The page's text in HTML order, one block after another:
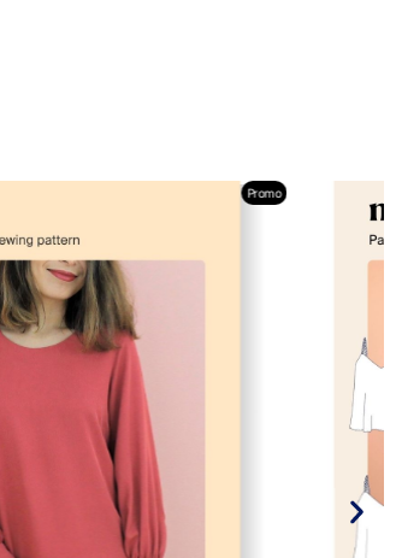
Promo